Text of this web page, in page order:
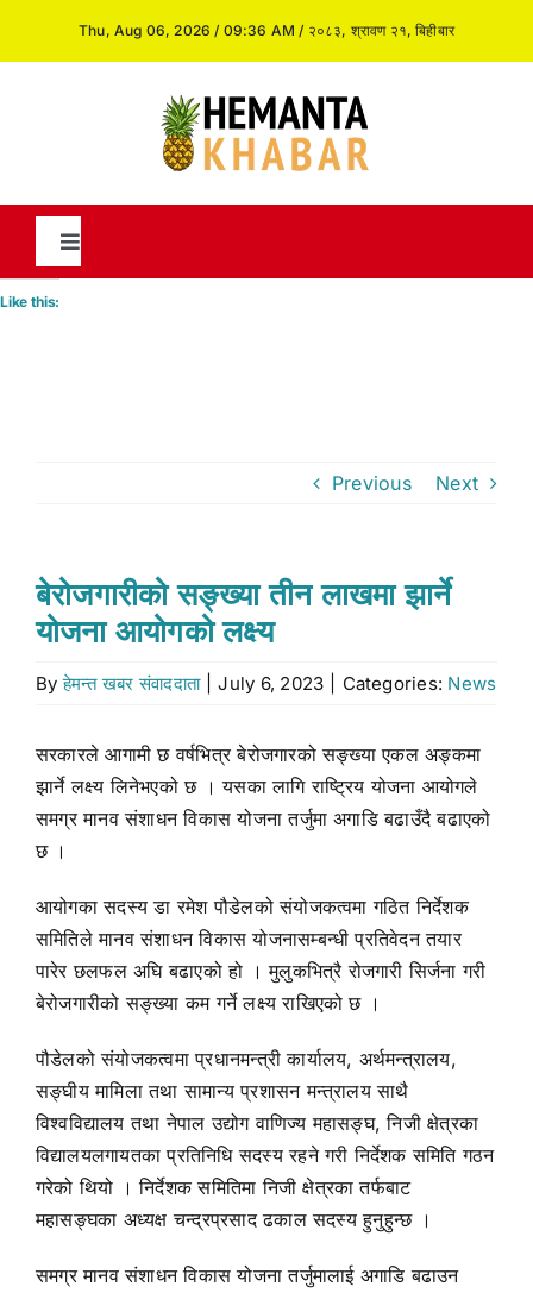
Thu, Aug 06, 2026 / 09:36 AM / २०८३, श्रावण २१, बिहीबार
Toggle
Navigation
Stock market
for:
Like this:
Previous Next
बेरोजगारीको सङ्ख्या तीन लाखमा झार्ने
योजना आयोगको लक्ष्य
Byहेमन्त खबर संवाददाता July 6, 2023 Categories: News
सरकारले आगामी छ वर्षभित्र बेरोजगारको सङ्ख्या एकल अङ्कमा
झार्ने लक्ष्य लिनेभएको छ । यसका लागि राष्ट्रिय योजना आयोगले
समग्र मानव संशाधन विकास योजना तर्जुमा अगाडि बढाउँदै बढाएको
छ ।
आयोगका सदस्य डा रमेश पौडेलको संयोजकत्वमा गठित निर्देशक
समितिले मानव संशाधन विकास योजनासम्बन्धी प्रतिवेदन तयार
पारेर छलफल अघि बढाएको हो । मुलुकभित्रै रोजगारी सिर्जना गरी
बेरोजगारीको सङ्ख्या कम गर्ने लक्ष्य राखिएको छ ।
पौडेलको संयोजकत्वमा प्रधानमन्त्री कार्यालय, अर्थमन्त्रालय,
सङ्घीय मामिला तथा सामान्य प्रशासन मन्त्रालय साथै
विश्वविद्यालय तथा नेपाल उद्योग वाणिज्य महासङ्घ, निजी क्षेत्रका
विद्यालयलगायतका प्रतिनिधि सदस्य रहने गरी निर्देशक समिति गठन
गरेको थियो । निर्देशक समितिमा निजी क्षेत्रका तर्फबाट
महासङ्घका अध्यक्ष चन्द्रप्रसाद ढकाल सदस्य हुनुहुन्छ ।
समग्र मानव संशाधन विकास योजना तर्जुमालाई अगाडि बढाउन